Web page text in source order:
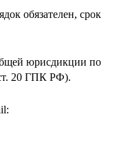
обязателен, срок
юрисдикции по
20 ГПК РФ).